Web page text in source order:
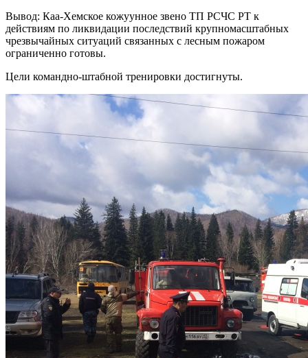
Вывод: Каа-Хемское кожуунное звено ТП РСЧС РТ к
действиям по ликвидации последствий крупномасштабных
чрезвычайных ситуаций связанных с лесным пожаром
ограниченно готовы.
Цели командно-штабной тренировки достигнуты.